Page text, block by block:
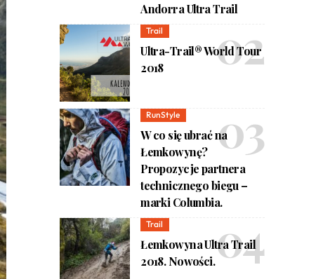
Andorra Ultra Trail
Trail
Ultra-Trail® World Tour
2018
RunStyle
W co się ubrać na
Łemkowynę?
Propozycje partnera
technicznego biegu –
marki Columbia.
Trail
Łemkowyna Ultra Trail
2018. Nowości.